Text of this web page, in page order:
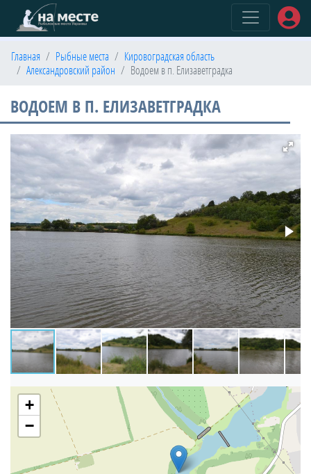
Главная Рыбные места
Кировоградская область
Александровский район
Водоем в п. Елизаветградка
ВОДОЕМ В П. ЕЛИЗАВЕТГРАДКА
+
−